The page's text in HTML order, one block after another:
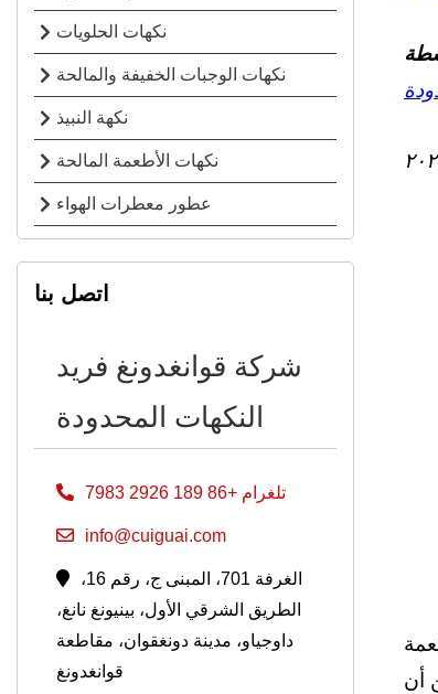
نكهات الحلويات
نكهات الوجبات الخفيفة والمالحة
نكهة النبيذ
نكهات الأطعمة المالحة
عطور معطرات الهواء
اتصل بنا
شركة قوانغدونغ فريد
النكهات المحدودة
تلغرام +86 189 2926 7983
info@cuiguai.com
الغرفة 701، المبنى ج، رقم 16،
الطريق الشرقي الأول، بينيونغ نانغ،
داوجياو، مدينة دونغقوان، مقاطعة
قوانغدونغ
أن